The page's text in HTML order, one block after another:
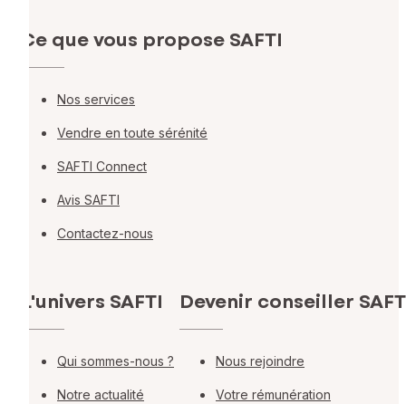
Ce que vous propose SAFTI
Nos services
Vendre en toute sérénité
SAFTI Connect
Avis SAFTI
Contactez-nous
L'univers SAFTI
Qui sommes-nous ?
Notre actualité
Devenir conseiller
Nous rejoindre
Votre rémunération